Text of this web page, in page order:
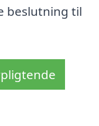
beslutning til